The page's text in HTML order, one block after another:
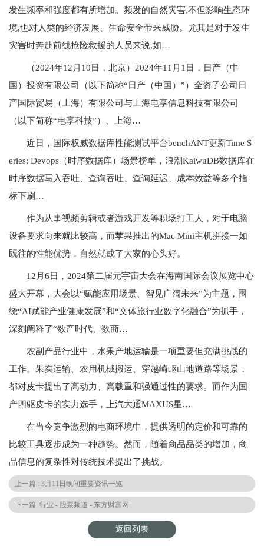
发生频率和强度都有所增加。频发的自然灾害,不但影响生态环
境,也对人类的经济发展、生命安全带来威胁。尤其是对于发生
灾害时奔赴前线抢险救援的人员来说,如…
（2024年12月10日，北京）2024年11月1日，日产（中
国）投资有限公司（以下简称“日产（中国）”）全资子公司日
产国际贸易（上海）有限公司与上海电享信息科技有限公司
（以下简称“电享科技”）、上海…
近日，国际权威数据库性能测试平台benchANT更新Time S
eries: Devops（时序数据库）场景榜单，浪潮KaiwuDB数据库在
时序数据写入吞吐、查询吞吐、查询延迟、成本效益等多个指
标下刷…
作为从事视频剪辑或者游戏开发等职场打工人，对于电脑
设备要求向来就比较高，而苹果推出的Mac Mini主机拼接一如
既往的性能优势，自然就成了大家的心头好。
12月6日，2024第二届元宇宙大会在海南国际会议展览中心
盛大开幕，大会以“赋能应用场景、智见广阔未来”为主题，围
绕“AI赋能产业健康发展”和“文体旅行业数字化融合”为抓手，
深刻阐释了“数产时代、数商…
农副产品行业中，水果产地运输是一项重要但充满挑战的
工作。果实运输、农用机械搬运、穿越崎岖山地道路等场景，
都对皮卡提出了高动力、高载重和强通过性的要求。而作为国
产四驱皮卡的实力选手，上汽大通MAXUS星…
在当今竞争激烈的电商环境中，提供透明的定价和可靠的
比较工具逐步成为一种趋势。然而，随着商品品类的增加，商
品信息的复杂性对传统技术提出了挑战。
上一篇 : 3月11日晚间重要资讯一览
下一篇: 行业 - 股票频道 - 东方财富网
返回列表